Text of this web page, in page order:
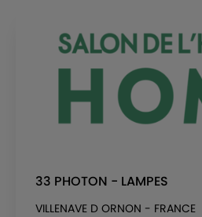
33 PHOTON - LAMPES
VILLENAVE D ORNON - FRANCE